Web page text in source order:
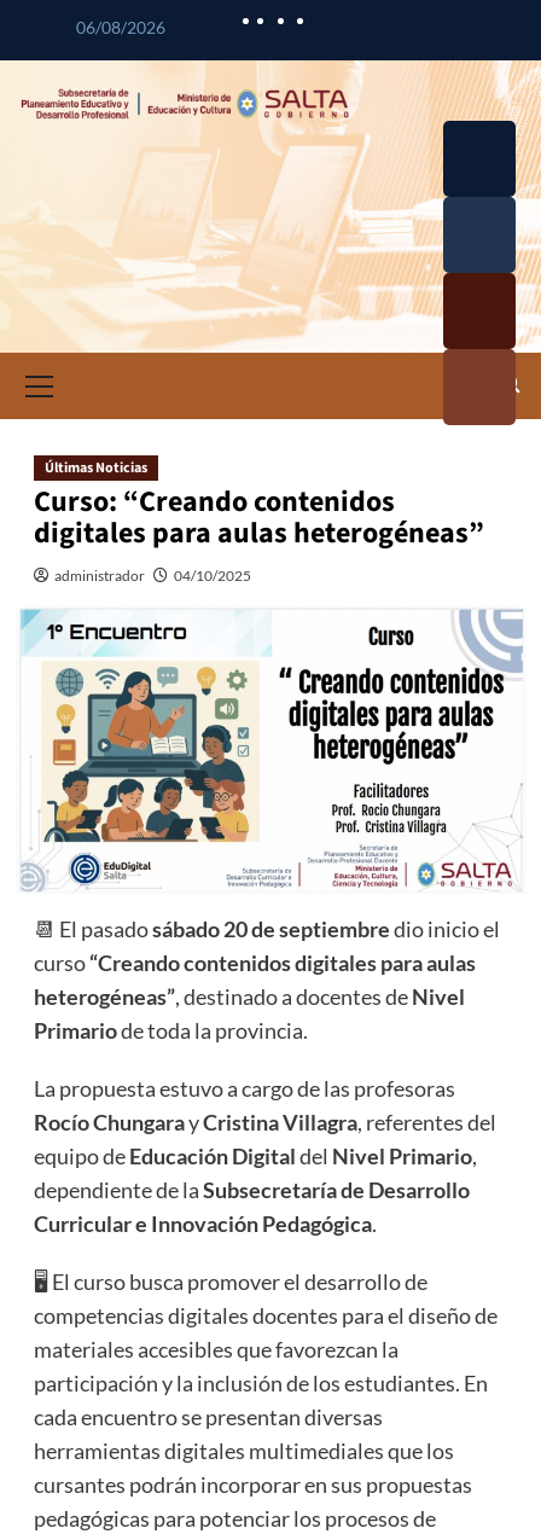
06/08/2026
Últimas Noticias
Curso: “Creando contenidos
digitales para aulas heterogéneas”
administrador 04/10/2025
📆 El pasadosábado 20 de septiembredio inicio el
curso“Creando contenidos digitales para aulas
heterogéneas”, destinado a docentes deNivel
Primariode toda la provincia.
La propuesta estuvo a cargo de las profesoras
Rocío ChungarayCristina Villagra, referentes del
equipo deEducación Digitaldel Nivel Primario,
dependiente de laSubsecretaría de Desarrollo
Curricular e Innovación Pedagógica.
🖥️ El curso busca promover el desarrollo de
competencias digitales docentes para el diseño de
materiales accesibles que favorezcan la
participación y la inclusión de los estudiantes. En
cada encuentro se presentan diversas
herramientas digitales multimediales que los
cursantes podrán incorporar en sus propuestas
pedagógicas para potenciar los procesos de
Curricul
Profesio
a
Investig